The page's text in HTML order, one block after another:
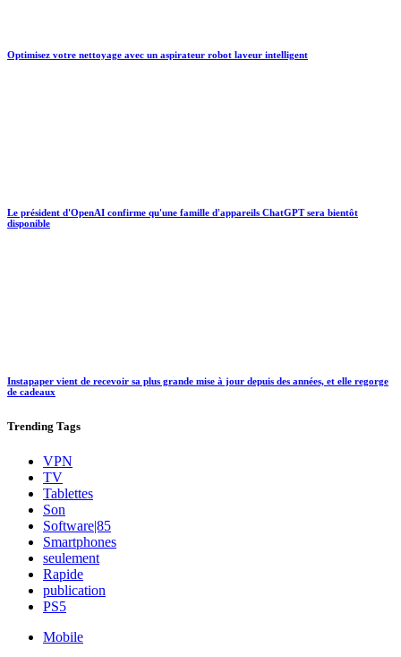
Optimisez votre nettoyage avec un aspirateur robot laveur intelligent
Le président d'OpenAI confirme qu'une famille d'appareils ChatGPT sera bientôt
disponible
Instapaper vient de recevoir sa plus grande mise à jour depuis des années, et elle regorge
de cadeaux
Trending Tags
VPN
TV
Tablettes
Son
Software|85
Smartphones
seulement
Rapide
publication
PS5
Mobile